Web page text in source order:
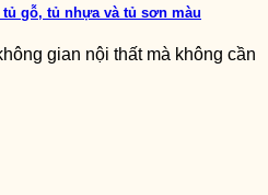
gỗ, tủ nhựa và tủ sơn màu
gian nội thất mà không cần